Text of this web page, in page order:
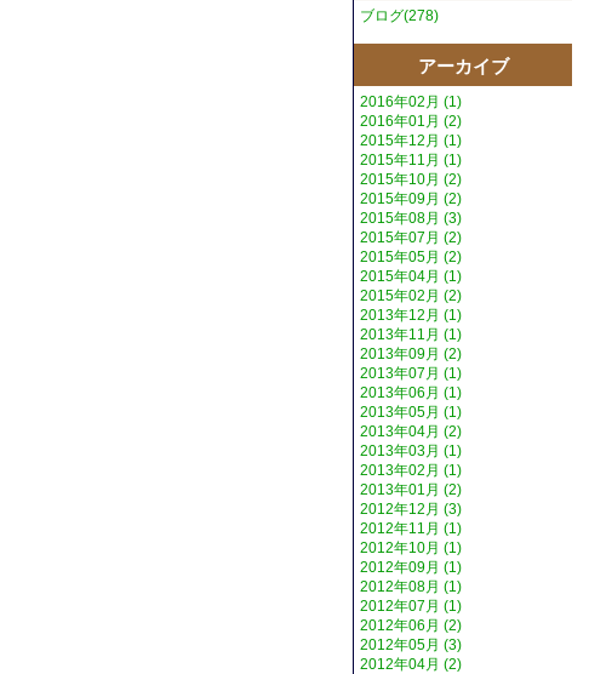
ブログ(278)
アーカイブ
2016年02月 (1)
2016年01月 (2)
2015年12月 (1)
2015年11月 (1)
2015年10月 (2)
2015年09月 (2)
2015年08月 (3)
2015年07月 (2)
2015年05月 (2)
2015年04月 (1)
2015年02月 (2)
2013年12月 (1)
2013年11月 (1)
2013年09月 (2)
2013年07月 (1)
2013年06月 (1)
2013年05月 (1)
2013年04月 (2)
2013年03月 (1)
2013年02月 (1)
2013年01月 (2)
2012年12月 (3)
2012年11月 (1)
2012年10月 (1)
2012年09月 (1)
2012年08月 (1)
2012年07月 (1)
2012年06月 (2)
2012年05月 (3)
2012年04月 (2)